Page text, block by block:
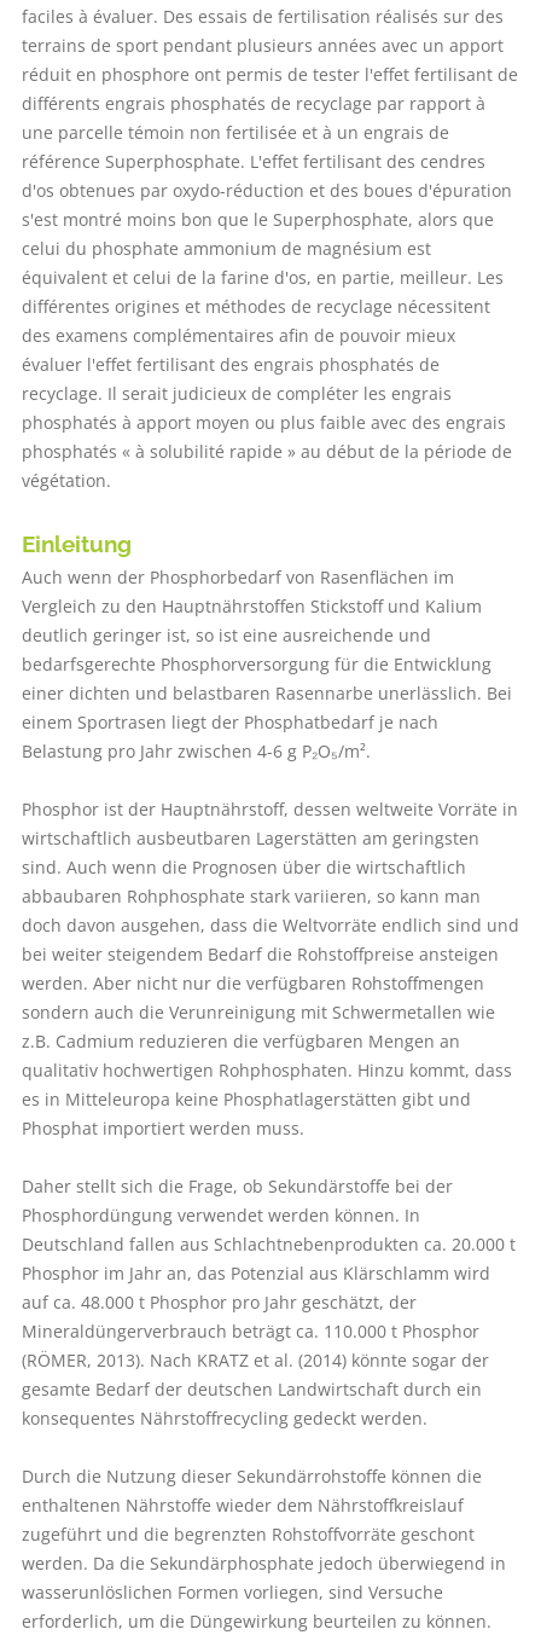
faciles à évaluer. Des essais de fertilisation réalisés sur des
terrains de sport pendant plusieurs années avec un apport
réduit en phosphore ont permis de tester l'effet fertilisant de
différents engrais phosphatés de recyclage par rapport à
une parcelle témoin non fertilisée et à un engrais de
référence Superphosphate. L'effet fertilisant des cendres
d'os obtenues par oxydo-réduction et des boues d'épuration
s'est montré moins bon que le Superphosphate, alors que
celui du phosphate ammonium de magnésium est
équivalent et celui de la farine d'os, en partie, meilleur. Les
différentes origines et méthodes de recyclage nécessitent
des examens complémentaires afin de pouvoir mieux
évaluer l'effet fertilisant des engrais phosphatés de
recyclage. Il serait judicieux de compléter les engrais
phosphatés à apport moyen ou plus faible avec des engrais
phosphatés « à solubilité rapide » au début de la période de
végétation.
Einleitung
Auch wenn der Phosphorbedarf von Rasenflächen im
Vergleich zu den Hauptnährstoffen Stickstoff und Kalium
deutlich geringer ist, so ist eine ausreichende und
bedarfsgerechte Phosphorversorgung für die Entwicklung
einer dichten und belastbaren Rasennarbe unerlässlich. Bei
einem Sportrasen liegt der Phosphatbedarf je nach
Belastung pro Jahr zwischen 4-6 g P₂O₅/m².
Phosphor ist der Hauptnährstoff, dessen weltweite Vorräte in
wirtschaftlich ausbeutbaren Lagerstätten am geringsten
sind. Auch wenn die Prognosen über die wirtschaftlich
abbaubaren Rohphosphate stark variieren, so kann man
doch davon ausgehen, dass die Weltvorräte endlich sind und
bei weiter steigendem Bedarf die Rohstoffpreise ansteigen
werden. Aber nicht nur die verfügbaren Rohstoffmengen
sondern auch die Verunreinigung mit Schwermetallen wie
z.B. Cadmium reduzieren die verfügbaren Mengen an
qualitativ hochwertigen Rohphosphaten. Hinzu kommt, dass
es in Mitteleuropa keine Phosphatlagerstätten gibt und
Phosphat importiert werden muss.
Daher stellt sich die Frage, ob Sekundärstoffe bei der
Phosphordüngung verwendet werden können. In
Deutschland fallen aus Schlachtnebenprodukten ca. 20.000 t
Phosphor im Jahr an, das Potenzial aus Klärschlamm wird
auf ca. 48.000 t Phosphor pro Jahr geschätzt, der
Mineraldüngerverbrauch beträgt ca. 110.000 t Phosphor
(RÖMER, 2013). Nach KRATZ et al. (2014) könnte sogar der
gesamte Bedarf der deutschen Landwirtschaft durch ein
konsequentes Nährstoffrecycling gedeckt werden.
Durch die Nutzung dieser Sekundärrohstoffe können die
enthaltenen Nährstoffe wieder dem Nährstoffkreislauf
zugeführt und die begrenzten Rohstoffvorräte geschont
werden. Da die Sekundärphosphate jedoch überwiegend in
wasserunlöslichen Formen vorliegen, sind Versuche
erforderlich, um die Düngewirkung beurteilen zu können.